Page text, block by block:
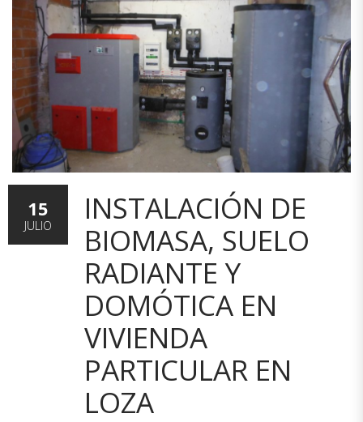
INSTALACIÓN DE
BIOMASA, SUELO
RADIANTE Y
DOMÓTICA EN
VIVIENDA
PARTICULAR EN
LOZA
15
JULIO